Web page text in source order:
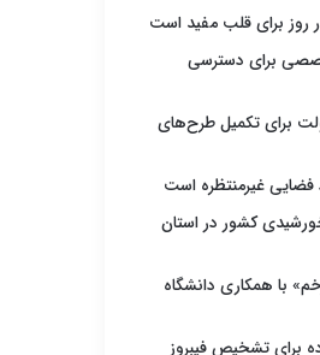
روز برای قلب مفید است
برای دسترسی
برای تکمیل طرح‌های
فضایی غیرمنتظره است
کشور در استان
با همکاری دانشگاه
برای تشخیص فیبروز